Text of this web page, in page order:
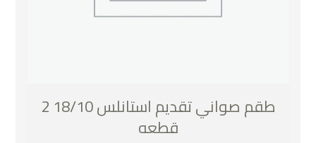
طقم صواني تقديم استانلس 18/10 2
قطعه